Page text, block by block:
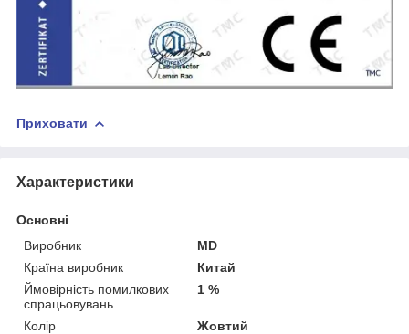
Приховати
Характеристики
Основні
Виробник
MD
Країна виробник
Китай
Ймовірність помилкових
спрацьовувань
1 %
Колір
Жовтий